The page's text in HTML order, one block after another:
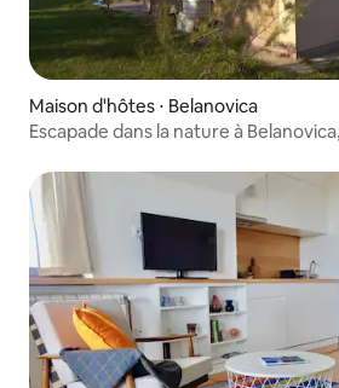
Maison d'hôtes ⋅ Belanovica
Escapade dans la nature à